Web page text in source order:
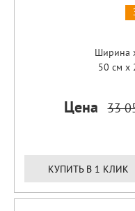
Ширина
50 см x
Цена 33
КУПИТЬ В 1 КЛИК